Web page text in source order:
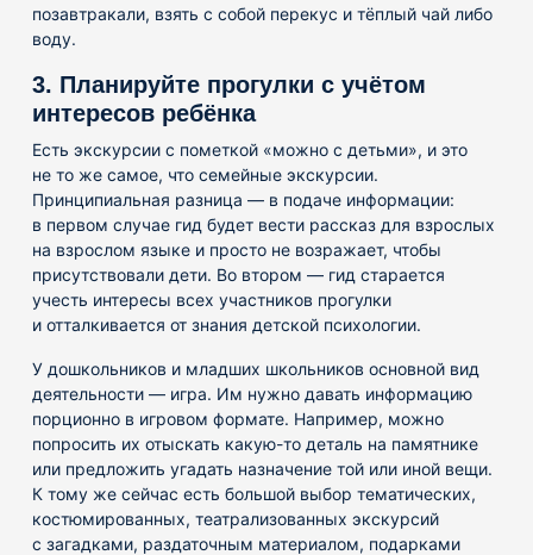
позавтракали, взять с собой перекус и тёплый чай либо
воду.
3. Планируйте прогулки с учётом
интересов ребёнка
Есть экскурсии с пометкой «можно с детьми», и это
не то же самое, что семейные экскурсии.
Принципиальная разница — в подаче информации:
в первом случае гид будет вести рассказ для взрослых
на взрослом языке и просто не возражает, чтобы
присутствовали дети. Во втором — гид старается
учесть интересы всех участников прогулки
и отталкивается от знания детской психологии.
У дошкольников и младших школьников основной вид
деятельности — игра. Им нужно давать информацию
порционно в игровом формате. Например, можно
попросить их отыскать какую-то деталь на памятнике
или предложить угадать назначение той или иной вещи.
К тому же сейчас есть большой выбор тематических,
костюмированных, театрализованных экскурсий
с загадками, раздаточным материалом, подарками